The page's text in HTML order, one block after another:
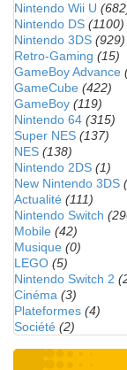
Nintendo Wii U
Nintendo DS (1100)
Nintendo 3DS (929)
Retro-Gaming (15)
GameBoy Advance
GameCube (422)
GameBoy (119)
Nintendo 64 (315)
Super NES (137)
NES (138)
Nintendo 2DS (1)
New Nintendo 3DS
Actualité (111)
Nintendo Switch
Mobile (42)
Musique (0)
LEGO (5)
Nintendo Switch 2
Cinéma (3)
Plateformes (4)
Société (2)